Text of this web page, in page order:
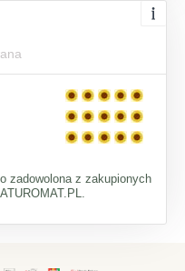
zadowolona z zakupionych